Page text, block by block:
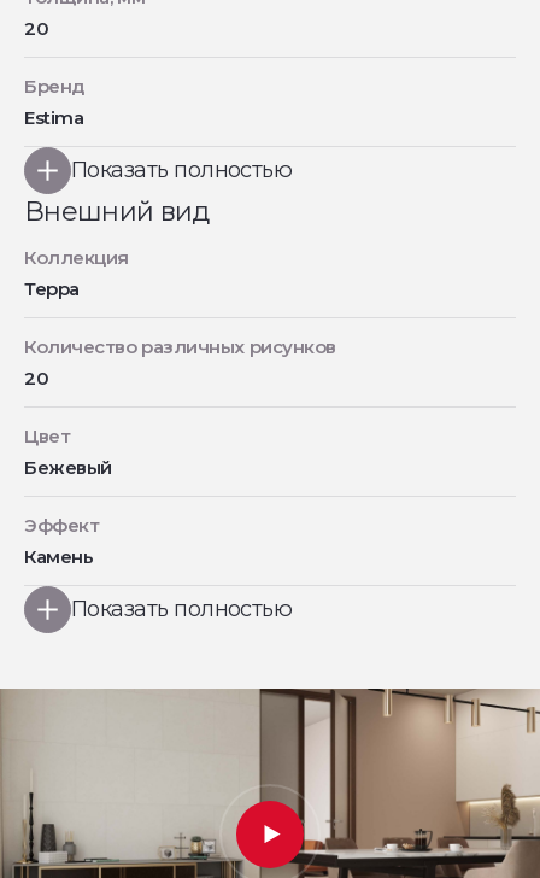
20
Бренд
Estima
Показать полностью
Внешний вид
Коллекция
Терра
Количество различных рисунков
20
Цвет
Бежевый
Эффект
Камень
Показать полностью